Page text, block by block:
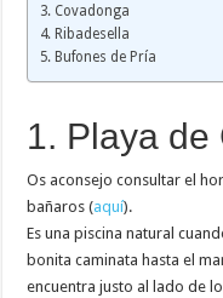
3. Covadonga
4. Ribadesella
5. Bufones de Pría
1. Playa de
Os aconsejo consultar el
bañaros (aquí).
Es una piscina natural
bonita caminata hasta el
encuentra justo al lado de